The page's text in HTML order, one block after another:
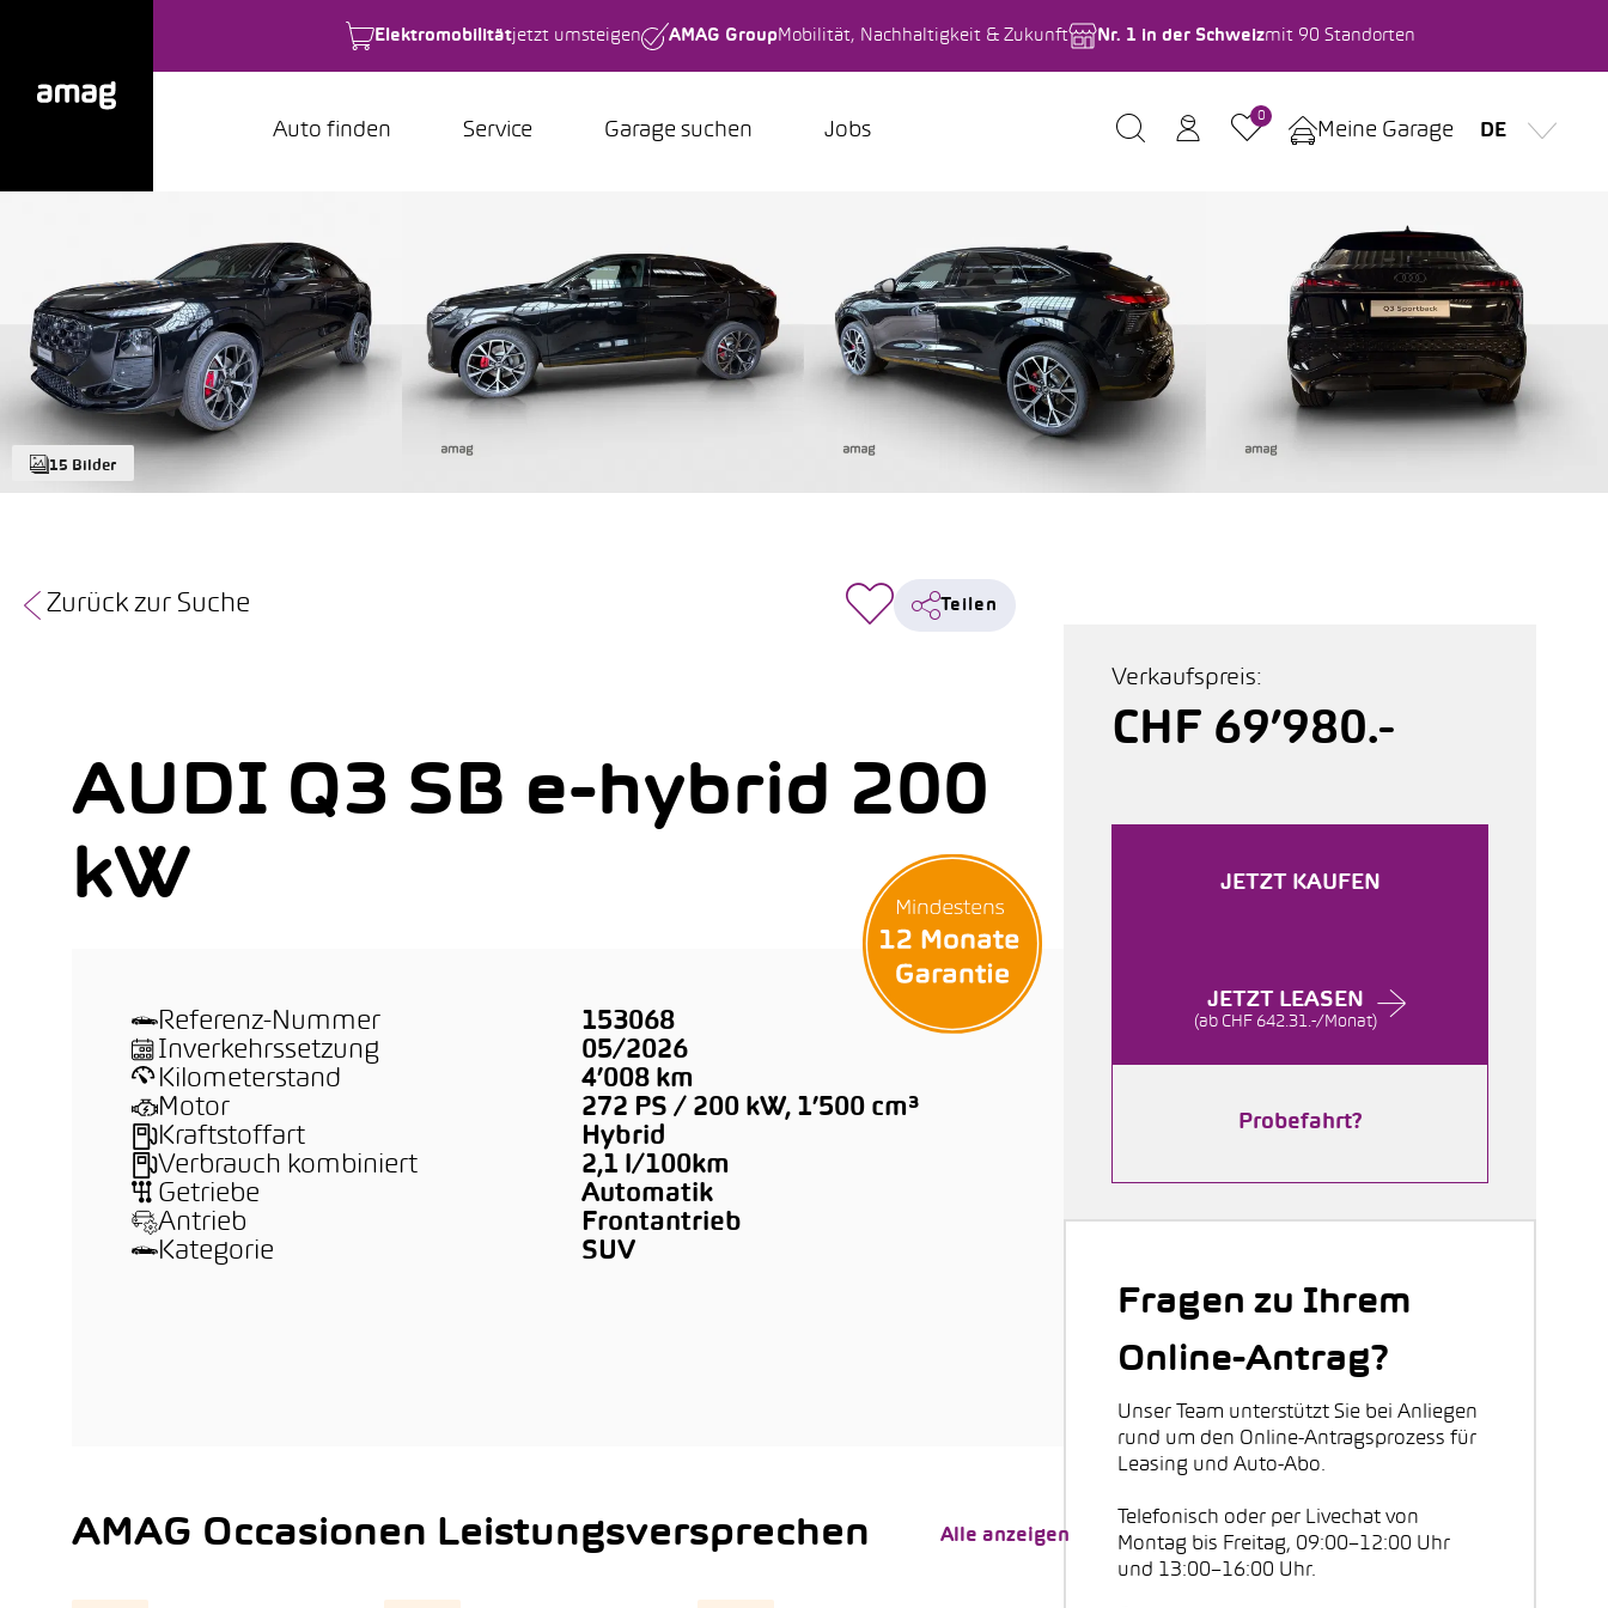
Elektromobilitätjetzt umsteigen AMAG Group Mobilität, Nachhaltigkeit & Zukunft Nr. 1 in der Schweizmit 90 Standorten
Auto finden Service Garage suchen Jobs
0
Meine Garage DE
15 Bilder
Zurück zur Suche Teilen
AUDI Q3 SB e-hybrid 200
kW
Referenz-Nummer
153068
Inverkehrssetzung
05/2026
Kilometerstand
4’008 km
Motor
272 PS / 200 kW, 1’500 cm³
Kraftstoffart
Hybrid
Verbrauch kombiniert
2,1 l/100km
Getriebe
Automatik
Antrieb
Frontantrieb
Kategorie
SUV
AMAG Occasionen Leistungsversprechen Alle anzeigen
Verkaufspreis:
CHF 69’980.-
JETZT KAUFEN
JETZT LEASEN
(ab CHF 642.31.-/Monat)
Probefahrt?
Fragen zu Ihrem
Online-Antrag?
Unser Team unterstützt Sie bei Anliegen
rund um den Online-Antragsprozess für
Leasing und Auto-Abo.
Telefonisch oder per Livechat von
Montag bis Freitag, 09:00–12:00 Uhr
und 13:00–16:00 Uhr.